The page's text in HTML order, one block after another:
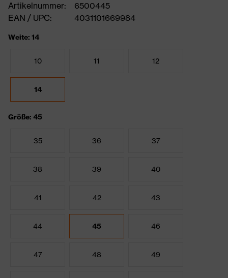
Artikelnummer:
6500445
EAN / UPC:
4031101669984
Weite: 14
10 11 12
14
Größe: 45
35 36 37
38 39 40
41 42 43
44 45 46
47 48 49